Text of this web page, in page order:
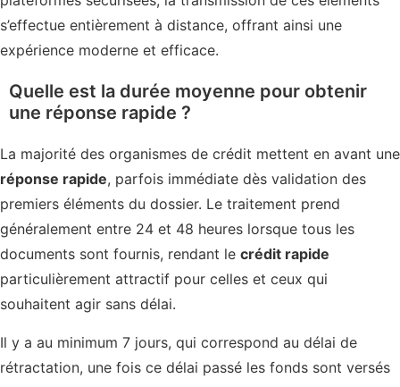
s’effectue entièrement à distance, offrant ainsi une
expérience moderne et efficace.
Quelle est la durée moyenne pour obtenir
une réponse rapide ?
La majorité des organismes de crédit mettent en avant une
réponse rapide, parfois immédiate dès validation des
premiers éléments du dossier. Le traitement prend
généralement entre 24 et 48 heures lorsque tous les
documents sont fournis, rendant le crédit rapide
particulièrement attractif pour celles et ceux qui
souhaitent agir sans délai.
Il y a au minimum 7 jours, qui correspond au délai de
rétractation, une fois ce délai passé les fonds sont versés